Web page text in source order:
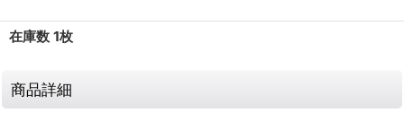
在庫数 1枚
商品詳細